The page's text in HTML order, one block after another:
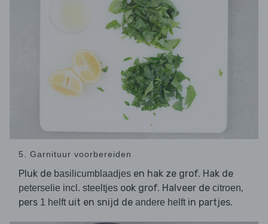
5. Garnituur voorbereiden
Pluk de basilicumblaadjes en hak ze grof. Hak de
peterselie incl. steeltjes ook grof. Halveer de citroen,
pers 1 helftuit en snijd de andere helftin partjes.